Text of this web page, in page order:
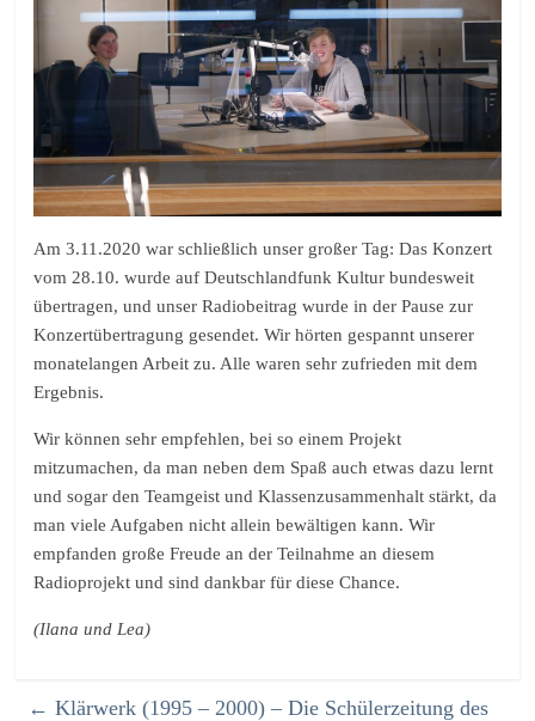
Am 3.11.2020 war schließlich unser großer Tag: Das Konzert
vom 28.10. wurde auf Deutschlandfunk Kultur bundesweit
übertragen, und unser Radiobeitrag wurde in der Pause zur
Konzertübertragung gesendet. Wir hörten gespannt unserer
monatelangen Arbeit zu. Alle waren sehr zufrieden mit dem
Ergebnis.​
Wir können sehr empfehlen, bei so einem Projekt
mitzumachen, da man neben dem Spaß auch etwas dazu lernt
und sogar den Teamgeist und Klassenzusammenhalt stärkt, da
man viele Aufgaben nicht allein bewältigen kann. Wir
empfanden große Freude an der Teilnahme an diesem
Radioprojekt und sind dankbar für diese Chance.
(Ilana und Lea)
← Klärwerk (1995 – 2000) – Die Schülerzeitung des